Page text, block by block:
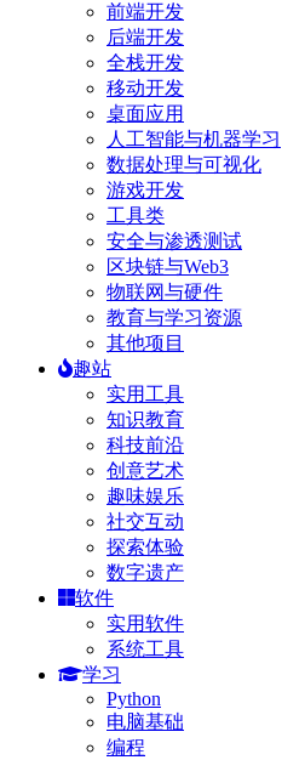
前端开发
后端开发
全栈开发
移动开发
桌面应用
人工智能与机器学习
数据处理与可视化
游戏开发
工具类
安全与渗透测试
区块链与Web3
物联网与硬件
教育与学习资源
其他项目
趣站
实用工具
知识教育
科技前沿
创意艺术
趣味娱乐
社交互动
探索体验
数字遗产
软件
实用软件
系统工具
学习
Python
电脑基础
编程